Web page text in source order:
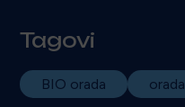
Tagovi
BIO orada orada